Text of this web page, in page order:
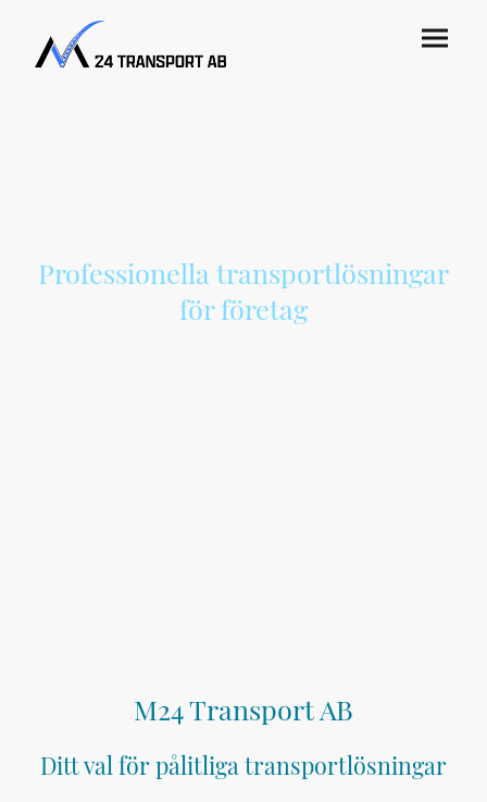
Professionella transportlösningar
för företag
M24 Transport AB
Ditt val för pålitliga transportlösningar